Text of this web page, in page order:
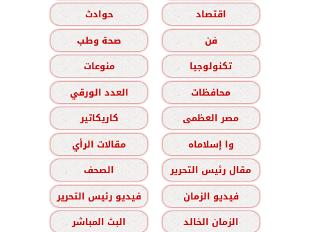
اقتصاد
حوادث
فن
صحة وطب
تكنولوجيا
منوعات
محافظات
العدد الورقي
مصر العظمى
كاريكاتير
وا إسلاماه
مقالات الرأي
مقال رئيس التحرير
الصحف
فيديو الزمان
فيديو رئيس التحرير
الزمان الخالد
البث المباشر